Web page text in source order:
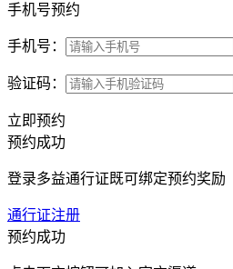
手机号预约
手机号：
验证码：
立即预约
预约成功
登录多益通行证既可绑定预约奖励
通行证注册
预约成功